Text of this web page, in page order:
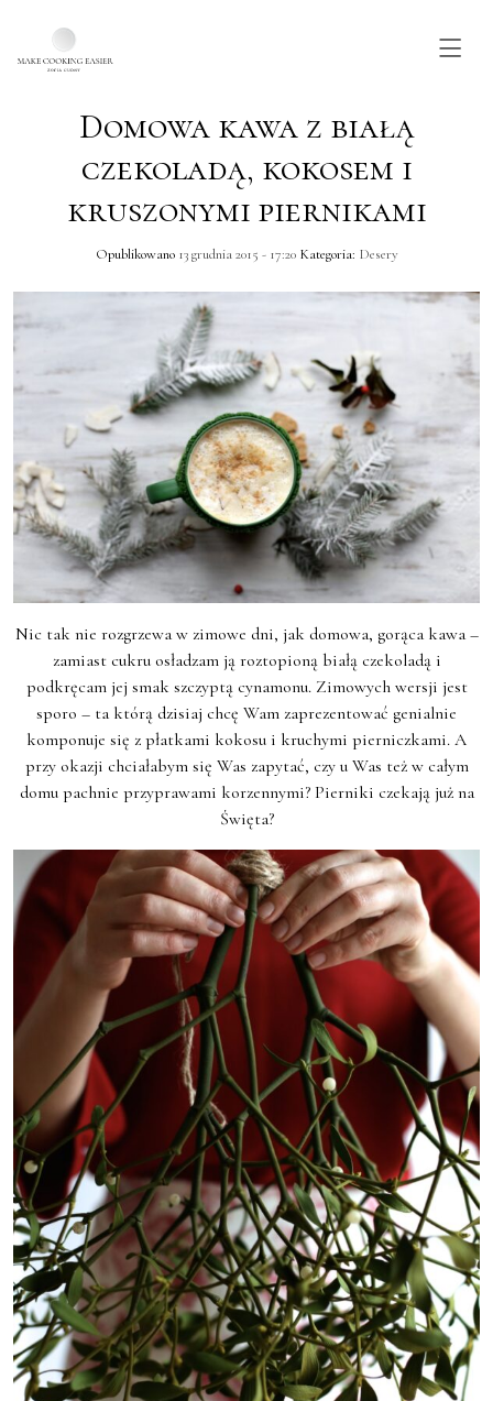
Skip to main contentDomowa kawa z białą
czekoladą, kokosem i
kruszonymi piernikami
Opublikowano 13 grudnia 2015 - 17:20Kategoria: Desery
Nic tak nie rozgrzewa w zimowe dni, jak domowa, gorąca kawa –
zamiast cukru osładzam ją roztopioną białą czekoladą i
podkręcam jej smak szczyptą cynamonu. Zimowych wersji jest
sporo – ta którą dzisiaj chcę Wam zaprezentować genialnie
komponuje się z płatkami kokosu i kruchymi pierniczkami. A
przy okazji chciałabym się Was zapytać, czy u Was też w całym
domu pachnie przyprawami korzennymi? Pierniki czekają już na
Święta?